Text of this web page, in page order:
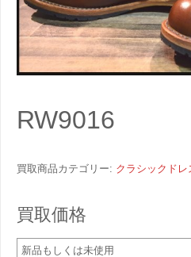
RW9016
買取商品カテゴリー: クラシックドレ
買取価格
新品もしくは未使用